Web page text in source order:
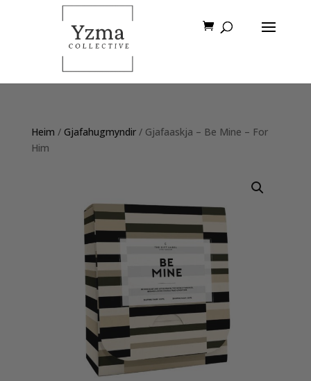
Heim / Gjafahugmyndir/ Gjafaaskja – Be Mine – For
Him